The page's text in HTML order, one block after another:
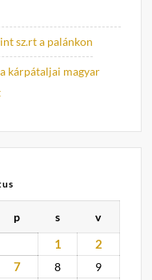
sz.rt a palánkon
kárpátaljai magyar
p s v
1
2
7 8
9